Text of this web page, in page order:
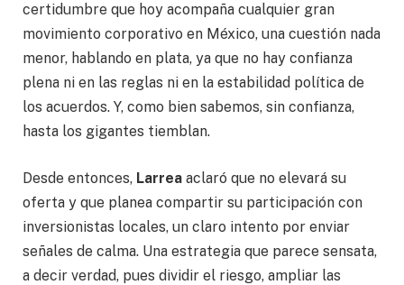
certidumbre que hoy acompaña cualquier gran
movimiento corporativo en México, una cuestión nada
menor, hablando en plata, ya que no hay confianza
plena ni en las reglas ni en la estabilidad política de
los acuerdos. Y, como bien sabemos, sin confianza,
hasta los gigantes tiemblan.
Desde entonces, Larrea aclaró que no elevará su
oferta y que planea compartir su participación con
inversionistas locales, un claro intento por enviar
señales de calma. Una estrategia que parece sensata,
a decir verdad, pues dividir el riesgo, ampliar las